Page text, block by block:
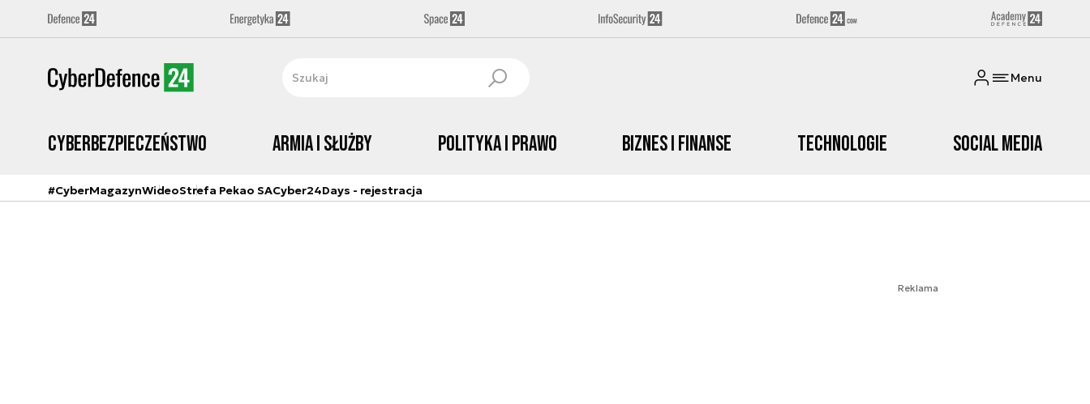
Menu
Cyberbezpieczeństwo Armia i Służby Polityka i prawo Biznes i Finanse Technologie Social media
#CyberMagazynWideoStrefa Pekao SACyber24Days - rejestracja
Reklama